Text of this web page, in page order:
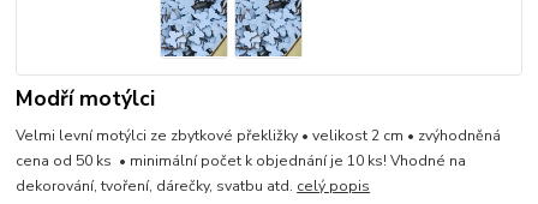
Modří motýlci
Velmi levní motýlci ze zbytkové překližky • velikost 2 cm • zvýhodněná
cena od 50 ks • minimální počet k objednání je 10 ks! Vhodné na
dekorování, tvoření, dárečky, svatbu atd. celý popis